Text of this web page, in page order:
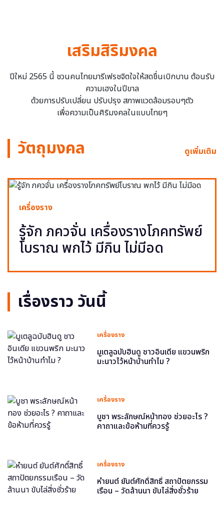
เสริมสิริมงคล
ปีใหม่ 2565 นี้ ชวนคนไทยมารีเฟรชจิตใจให้สดชื่นเบิกบาน ต้อนรับ
ความเฮงในปีขาล
ด้วยการปรับเปลี่ยน ปรับปรุง สภาพแวดล้อมรอบๆตัว
เพื่อความเป็นศิริมงคลในแบบไทยๆ
วัตถุมงคล ดูเพิ่มเติม
เครื่องราง
รู้จัก ภควจั่น เครื่องรางโภคทรัพย์
โบราณ พกไว้ มีกิน ไม่มีอด
เรื่องราว วันนี้
เครื่องราง
มูเตลูฉบับฮินดู ชาวอินเดีย แขวนพริก
มะนาวไว้หน้าบ้านทำไม ?
เครื่องราง
บูชา พระลักษณ์หน้าทอง ช่วยอะไร ?
คาถาและข้อห้ามที่ควรรู้
เครื่องราง
หำยนต์ ยันต์ศักดิ์สิทธิ์ สถาปัตยกรรม
เรือน – วัดล้านนา ขับไล่สิ่งชั่วร้าย